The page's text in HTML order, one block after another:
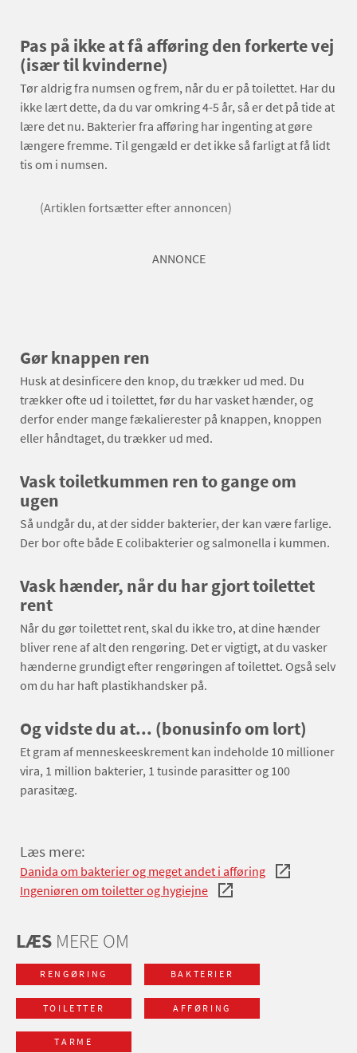
Pas på ikke at få afføring den forkerte vej
(især til kvinderne)
Tør aldrig fra numsen og frem, når du er på toilettet. Har du
ikke lært dette, da du var omkring 4-5 år, så er det på tide at
lære det nu. Bakterier fra afføring har ingenting at gøre
længere fremme. Til gengæld er det ikke så farligt at få lidt
tis om i numsen.
(Artiklen fortsætter efter annoncen)
ANNONCE
Gør knappen ren
Husk at desinficere den knop, du trækker ud med. Du
trækker ofte ud i toilettet, før du har vasket hænder, og
derfor ender mange fækalierester på knappen, knoppen
eller håndtaget, du trækker ud med.
Vask toiletkummen ren to gange om
ugen
Så undgår du, at der sidder bakterier, der kan være farlige.
Der bor ofte både E colibakterier og salmonella i kummen.
Vask hænder, når du har gjort toilettet
rent
Når du gør toilettet rent, skal du ikke tro, at dine hænder
bliver rene af alt den rengøring. Det er vigtigt, at du vasker
hænderne grundigt efter rengøringen af toilettet. Også selv
om du har haft plastikhandsker på.
Og vidste du at... (bonusinfo om lort)
Et gram af menneskeeskrement kan indeholde 10 millioner
vira, 1 million bakterier, 1 tusinde parasitter og 100
parasitæg.
Læs mere:
Danida om bakterier og meget andet i afføring
Ingeniøren om toiletter og hygiejne
LÆS MERE OM
RENGØRING BAKTERIER
TOILETTER AFFØRING
TARME